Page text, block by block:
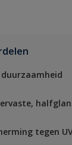
tegen